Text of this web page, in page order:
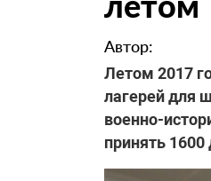
Автор:
Летом 2017
лагерей для
военно-
принять 1600